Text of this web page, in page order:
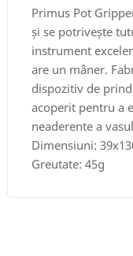
Primus Pot
și se potrivește
instrument
are un mâner.
dispozitiv de
acoperit pentru a
neaderente a
Dimensiuni:
Greutate: 45g